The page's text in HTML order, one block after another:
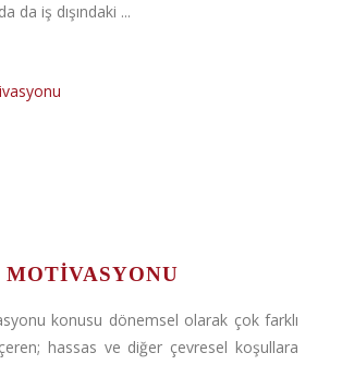
da iş dışındaki ...
konusu dönemsel olarak çok farklı
hassas ve diğer çevresel koşullara